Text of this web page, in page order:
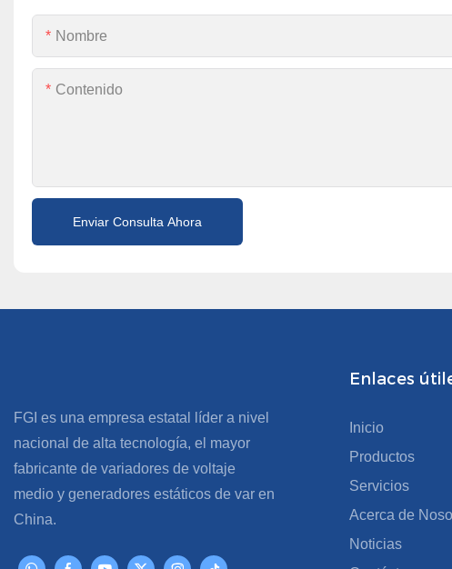
Nombre
Contenido
Enviar Consulta Ahora
FGI es una empresa estatal líder a nivel
nacional de alta tecnología, el mayor
fabricante de variadores de voltaje
medio y generadores estáticos de var en
China.
Enlaces
Inicio
Productos
Servicios
Acerca de
Noticias